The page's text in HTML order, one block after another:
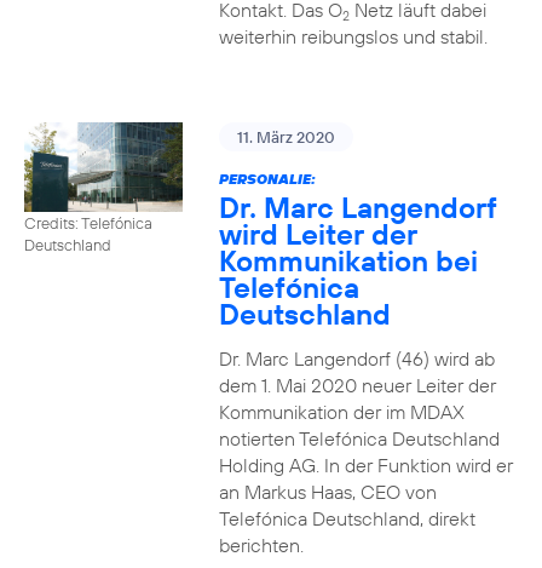
Kontakt. Das O2Netz läuft dabei
weiterhin reibungslos und stabil.
Credits: Telefónica
Deutschland
11. März 2020
PERSONALIE:
Dr. Marc Langendorf
wird Leiter der
Kommunikation bei
Telefónica
Deutschland
Dr. Marc Langendorf (46) wird ab
dem 1. Mai 2020 neuer Leiter der
Kommunikation der im MDAX
notierten Telefónica Deutschland
Holding AG. In der Funktion wird er
an Markus Haas, CEO von
Telefónica Deutschland, direkt
berichten.